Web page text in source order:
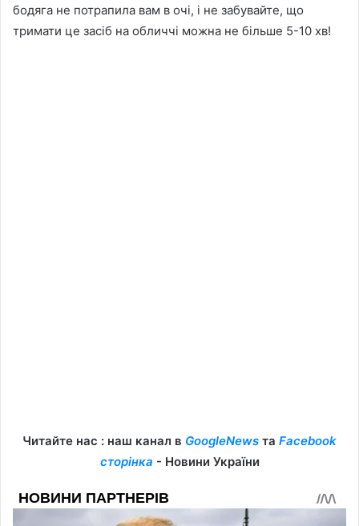
бодяга не потрапила вам в очі, і не забувайте, що
тримати це засіб на обличчі можна не більше 5-10 хв!
Читайте нас : наш канал в GoogleNews та Facebook
сторінка - Новини України